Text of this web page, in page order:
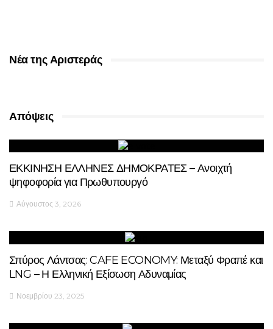
Νέα της Αριστεράς
Απόψεις
ΕΚΚΙΝΗΣΗ ΕΛΛΗΝΕΣ ΔΗΜΟΚΡΑΤΕΣ – Ανοιχτή
ψηφοφορία για Πρωθυπουργό
Αύγουστος 3, 2026
Σπύρος Λάντσας: CAFE ECONOMY: Μεταξύ Φραπέ και
LNG – Η Ελληνική Εξίσωση Αδυναμίας
Νοεμβρίου 23, 2025